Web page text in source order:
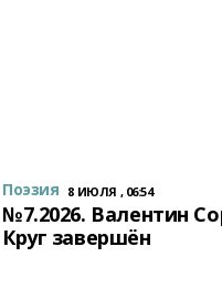
Поэзия 8 ИЮЛЯ , 06:54
№7.2026. Валентин
Круг завершён